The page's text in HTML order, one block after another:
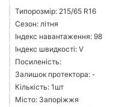
Типорозмір: 215/65 R16
Сезон: літня
Індекс навантаження: 98
Індекс швидкості: V
Посиленість:
Залишок протектора: -
Кількість: 1шт
Місто: Запоріжжя